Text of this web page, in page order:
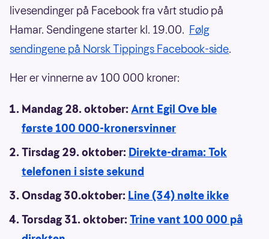
livesendinger på Facebook fra vårt studio på
Hamar. Sendingene starter kl. 19.00. Følg
sendingene på Norsk Tippings Facebook-side.
Her er vinnerne av 100 000 kroner:
Mandag 28. oktober:Arnt Egil Ove ble
første 100 000-kronersvinner
Tirsdag 29. oktober: Direkte-drama: Tok
telefonen i siste sekund
Onsdag 30.oktober: Line (34) nølte ikke
Torsdag 31. oktober:Trine vant 100 000 på